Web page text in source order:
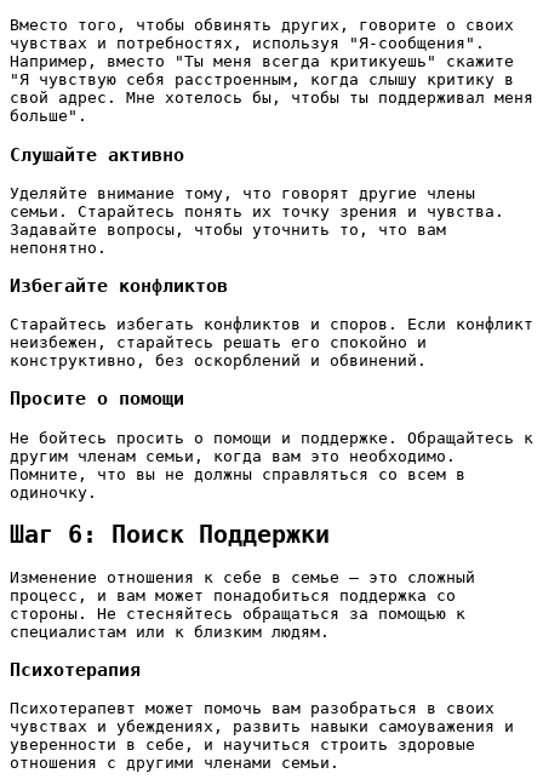
Вместо того, чтобы обвинять других, говорите о своих
чувствах и потребностях, используя "Я-сообщения".
Например, вместо "Ты меня всегда критикуешь" скажите
"Я чувствую себя расстроенным, когда слышу критику в
свой адрес. Мне хотелось бы, чтобы ты поддерживал меня
больше".
Слушайте активно
Уделяйте внимание тому, что говорят другие члены
семьи. Старайтесь понять их точку зрения и чувства.
Задавайте вопросы, чтобы уточнить то, что вам
непонятно.
Избегайте конфликтов
Старайтесь избегать конфликтов и споров. Если конфликт
неизбежен, старайтесь решать его спокойно и
конструктивно, без оскорблений и обвинений.
Просите о помощи
Не бойтесь просить о помощи и поддержке. Обращайтесь к
другим членам семьи, когда вам это необходимо.
Помните, что вы не должны справляться со всем в
одиночку.
Шаг 6: Поиск Поддержки
Изменение отношения к себе в семье – это сложный
процесс, и вам может понадобиться поддержка со
стороны. Не стесняйтесь обращаться за помощью к
специалистам или к близким людям.
Психотерапия
Психотерапевт может помочь вам разобраться в своих
чувствах и убеждениях, развить навыки самоуважения и
уверенности в себе, и научиться строить здоровые
отношения с другими членами семьи.